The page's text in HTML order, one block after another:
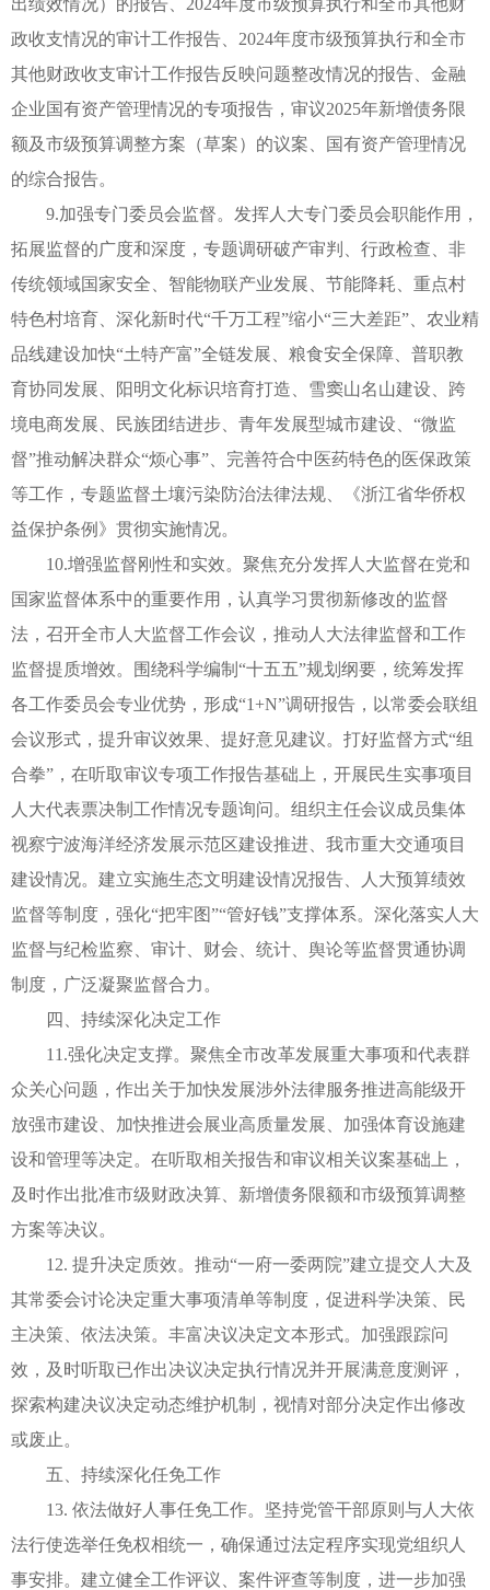
出绩效情况）的报告、2024年度市级预算执行和全市其他财
政收支情况的审计工作报告、2024年度市级预算执行和全市
其他财政收支审计工作报告反映问题整改情况的报告、金融
企业国有资产管理情况的专项报告，审议2025年新增债务限
额及市级预算调整方案（草案）的议案、国有资产管理情况
的综合报告。
9.加强专门委员会监督。发挥人大专门委员会职能作用，
拓展监督的广度和深度，专题调研破产审判、行政检查、非
传统领域国家安全、智能物联产业发展、节能降耗、重点村
特色村培育、深化新时代“千万工程”缩小“三大差距”、农业精
品线建设加快“土特产富”全链发展、粮食安全保障、普职教
育协同发展、阳明文化标识培育打造、雪窦山名山建设、跨
境电商发展、民族团结进步、青年发展型城市建设、“微监
督”推动解决群众“烦心事”、完善符合中医药特色的医保政策
等工作，专题监督土壤污染防治法律法规、《浙江省华侨权
益保护条例》贯彻实施情况。
10.增强监督刚性和实效。聚焦充分发挥人大监督在党和
国家监督体系中的重要作用，认真学习贯彻新修改的监督
法，召开全市人大监督工作会议，推动人大法律监督和工作
监督提质增效。围绕科学编制“十五五”规划纲要，统筹发挥
各工作委员会专业优势，形成“1+N”调研报告，以常委会联组
会议形式，提升审议效果、提好意见建议。打好监督方式“组
合拳”，在听取审议专项工作报告基础上，开展民生实事项目
人大代表票决制工作情况专题询问。组织主任会议成员集体
视察宁波海洋经济发展示范区建设推进、我市重大交通项目
建设情况。建立实施生态文明建设情况报告、人大预算绩效
监督等制度，强化“把牢图”“管好钱”支撑体系。深化落实人大
监督与纪检监察、审计、财会、统计、舆论等监督贯通协调
制度，广泛凝聚监督合力。
四、持续深化决定工作
11.强化决定支撑。聚焦全市改革发展重大事项和代表群
众关心问题，作出关于加快发展涉外法律服务推进高能级开
放强市建设、加快推进会展业高质量发展、加强体育设施建
设和管理等决定。在听取相关报告和审议相关议案基础上，
及时作出批准市级财政决算、新增债务限额和市级预算调整
方案等决议。
12. 提升决定质效。推动“一府一委两院”建立提交人大及
其常委会讨论决定重大事项清单等制度，促进科学决策、民
主决策、依法决策。丰富决议决定文本形式。加强跟踪问
效，及时听取已作出决议决定执行情况并开展满意度测评，
探索构建决议决定动态维护机制，视情对部分决定作出修改
或废止。
五、持续深化任免工作
13. 依法做好人事任免工作。坚持党管干部原则与人大依
法行使选举任免权相统一，确保通过法定程序实现党组织人
事安排。建立健全工作评议、案件评查等制度，进一步加强